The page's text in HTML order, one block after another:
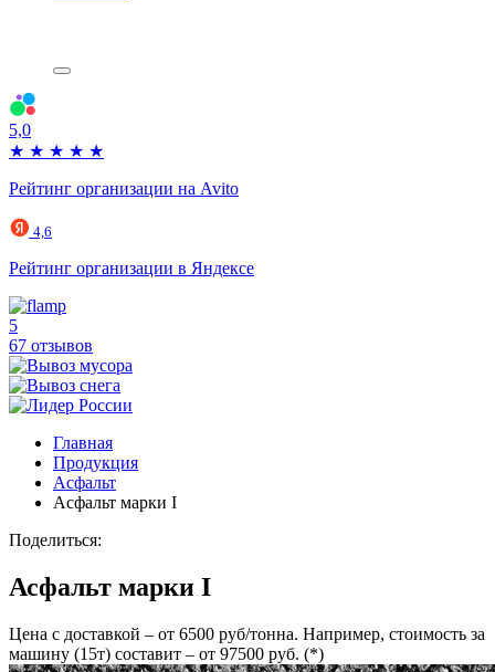
5,0
★ ★ ★ ★ ★
Рейтинг организации на Avito
4,6
Рейтинг организации в Яндексе
5
67 отзывов
Главная
Продукция
Асфальт
Асфальт марки I
Поделиться:
Асфальт марки I
Цена с доставкой – от 6500 руб/тонна. Например, стоимость за
машину (15т) составит – от 97500 руб. (*)